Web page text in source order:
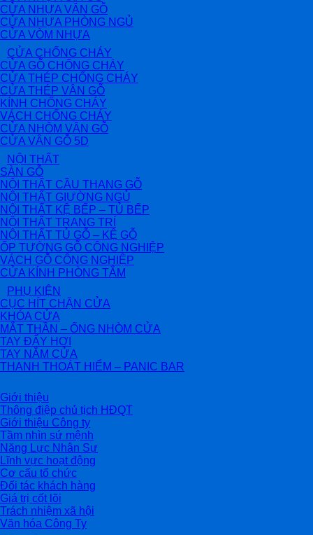
CỬA NHỰA VÂN GỖ
CỬA NHỰA PHÒNG NGỦ
CỬA VÒM NHỰA
CỬA CHỐNG CHÁY
CỬA GỖ CHỐNG CHÁY
CỬA THÉP CHỐNG CHÁY
CỬA THÉP VÂN GỖ
KÍNH CHỐNG CHÁY
VÁCH CHỐNG CHÁY
CỬA NHÔM VÂN GỖ
CỬA VÂN GỖ 5D
NỘI THẤT
SÀN GỖ
NỘI THẤT CẦU THANG GỖ
NỘI THẤT GIƯỜNG NGỦ
NỘI THẤT KỆ BẾP – TỦ BẾP
NỘI THẤT TRANG TRÍ
NỘI THẤT TỦ GỖ – KỆ GỖ
ỐP TƯỜNG GỖ CÔNG NGHIỆP
VÁCH GỖ CÔNG NGHIỆP
CỬA KÍNH PHÒNG TẮM
PHỤ KIỆN
CỤC HÍT CHẶN CỬA
KHÓA CỬA
MẮT THẦN – ỐNG NHÒM CỬA
TAY ĐẨY HƠI
TAY NẮM CỬA
THANH THOÁT HIỂM – PANIC BAR
Giới thiệu
Thông điệp chủ tịch HĐQT
Giới thiệu Công ty
Tầm nhìn sứ mệnh
Năng Lực Nhân Sự
Lĩnh vực hoạt động
Cơ cấu tổ chức
Đối tác khách hàng
Giá trị cốt lõi
Trách nhiệm xã hội
Văn hóa Công Ty